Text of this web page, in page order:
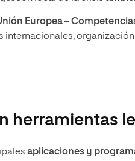
Europea –
internacionales,
herramientas
aplicaciones y